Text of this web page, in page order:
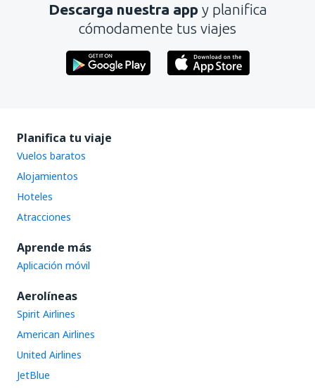
Enviar
Descarga nuestra app y planifica
cómodamente tus viajes
Planifica tu viaje
Vuelos baratos
Alojamientos
Hoteles
Atracciones
Aprende más
Aplicación móvil
Aerolíneas
Spirit Airlines
American Airlines
United Airlines
JetBlue